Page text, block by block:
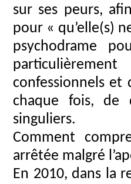
sur ses peurs,
pour « qu’elle(s)
psychodrame
confessionnels et
chaque fois, de
singuliers.
Comment
arrêtée malgré
En 2010, dans la